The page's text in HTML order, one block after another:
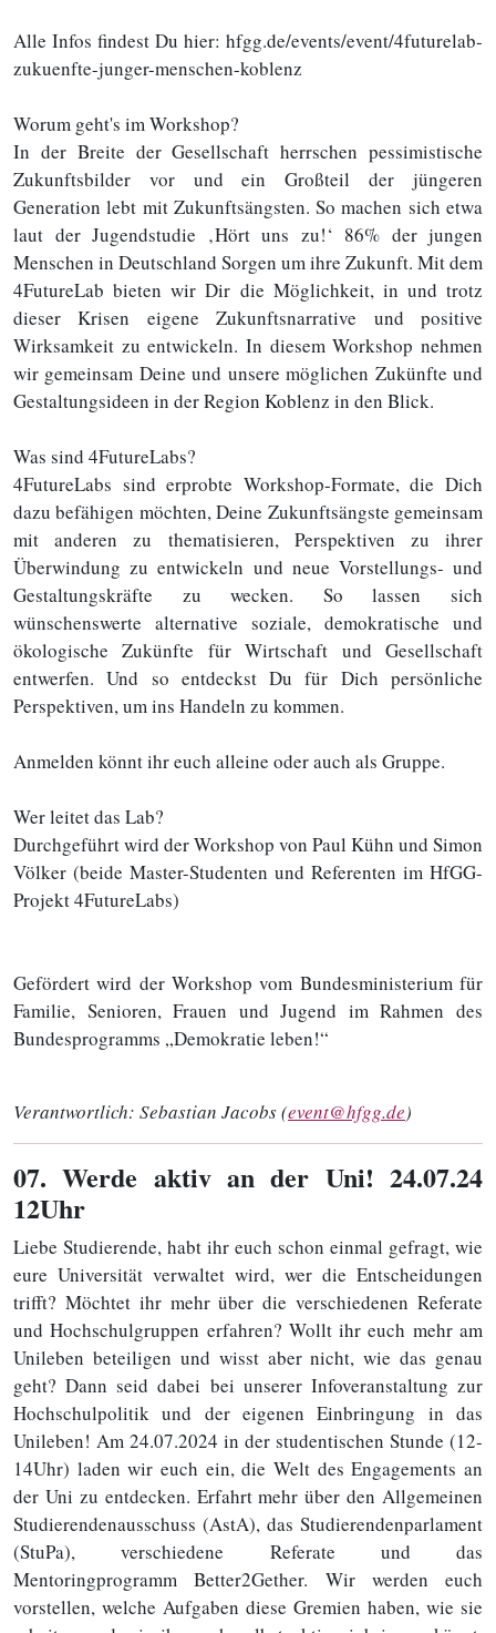
Alle Infos findest Du hier: hfgg.de/events/event/4futurelab-
zukuenfte-junger-menschen-koblenz
Worum geht's im Workshop?
In der Breite der Gesellschaft herrschen pessimistische
Zukunftsbilder vor und ein Großteil der jüngeren
Generation lebt mit Zukunftsängsten. So machen sich etwa
laut der Jugendstudie ‚Hört uns zu!‘ 86% der jungen
Menschen in Deutschland Sorgen um ihre Zukunft. Mit dem
4FutureLab bieten wir Dir die Möglichkeit, in und trotz
dieser Krisen eigene Zukunftsnarrative und positive
Wirksamkeit zu entwickeln. In diesem Workshop nehmen
wir gemeinsam Deine und unsere möglichen Zukünfte und
Gestaltungsideen in der Region Koblenz in den Blick.
Was sind 4FutureLabs?
4FutureLabs sind erprobte Workshop-Formate, die Dich
dazu befähigen möchten, Deine Zukunftsängste gemeinsam
mit anderen zu thematisieren, Perspektiven zu ihrer
Überwindung zu entwickeln und neue Vorstellungs- und
Gestaltungskräfte zu wecken. So lassen sich
wünschenswerte alternative soziale, demokratische und
ökologische Zukünfte für Wirtschaft und Gesellschaft
entwerfen. Und so entdeckst Du für Dich persönliche
Perspektiven, um ins Handeln zu kommen.
Anmelden könnt ihr euch alleine oder auch als Gruppe.
Wer leitet das Lab?
Durchgeführt wird der Workshop von Paul Kühn und Simon
Völker (beide Master-Studenten und Referenten im HfGG-
Projekt 4FutureLabs)
Gefördert wird der Workshop vom Bundesministerium für
Familie, Senioren, Frauen und Jugend im Rahmen des
Bundesprogramms „Demokratie leben!“
Verantwortlich: Sebastian Jacobs (event@hfgg.de)
07. Werde aktiv an der Uni! 24.07.24
12Uhr
Liebe Studierende, habt ihr euch schon einmal gefragt, wie
eure Universität verwaltet wird, wer die Entscheidungen
trifft? Möchtet ihr mehr über die verschiedenen Referate
und Hochschulgruppen erfahren? Wollt ihr euch mehr am
Unileben beteiligen und wisst aber nicht, wie das genau
geht? Dann seid dabei bei unserer Infoveranstaltung zur
Hochschulpolitik und der eigenen Einbringung in das
Unileben! Am 24.07.2024 in der studentischen Stunde (12-
14Uhr) laden wir euch ein, die Welt des Engagements an
der Uni zu entdecken. Erfahrt mehr über den Allgemeinen
Studierendenausschuss (AstA), das Studierendenparlament
(StuPa), verschiedene Referate und das
Mentoringprogramm Better2Gether. Wir werden euch
vorstellen, welche Aufgaben diese Gremien haben, wie sie